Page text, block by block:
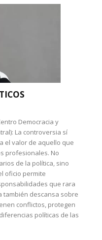
Democracia y
La controversia sí
el valor de aquello que
profesionales. No
de la política, sino
oficio permite
que rara
también descansa sobre
conflictos, protegen
políticas de las